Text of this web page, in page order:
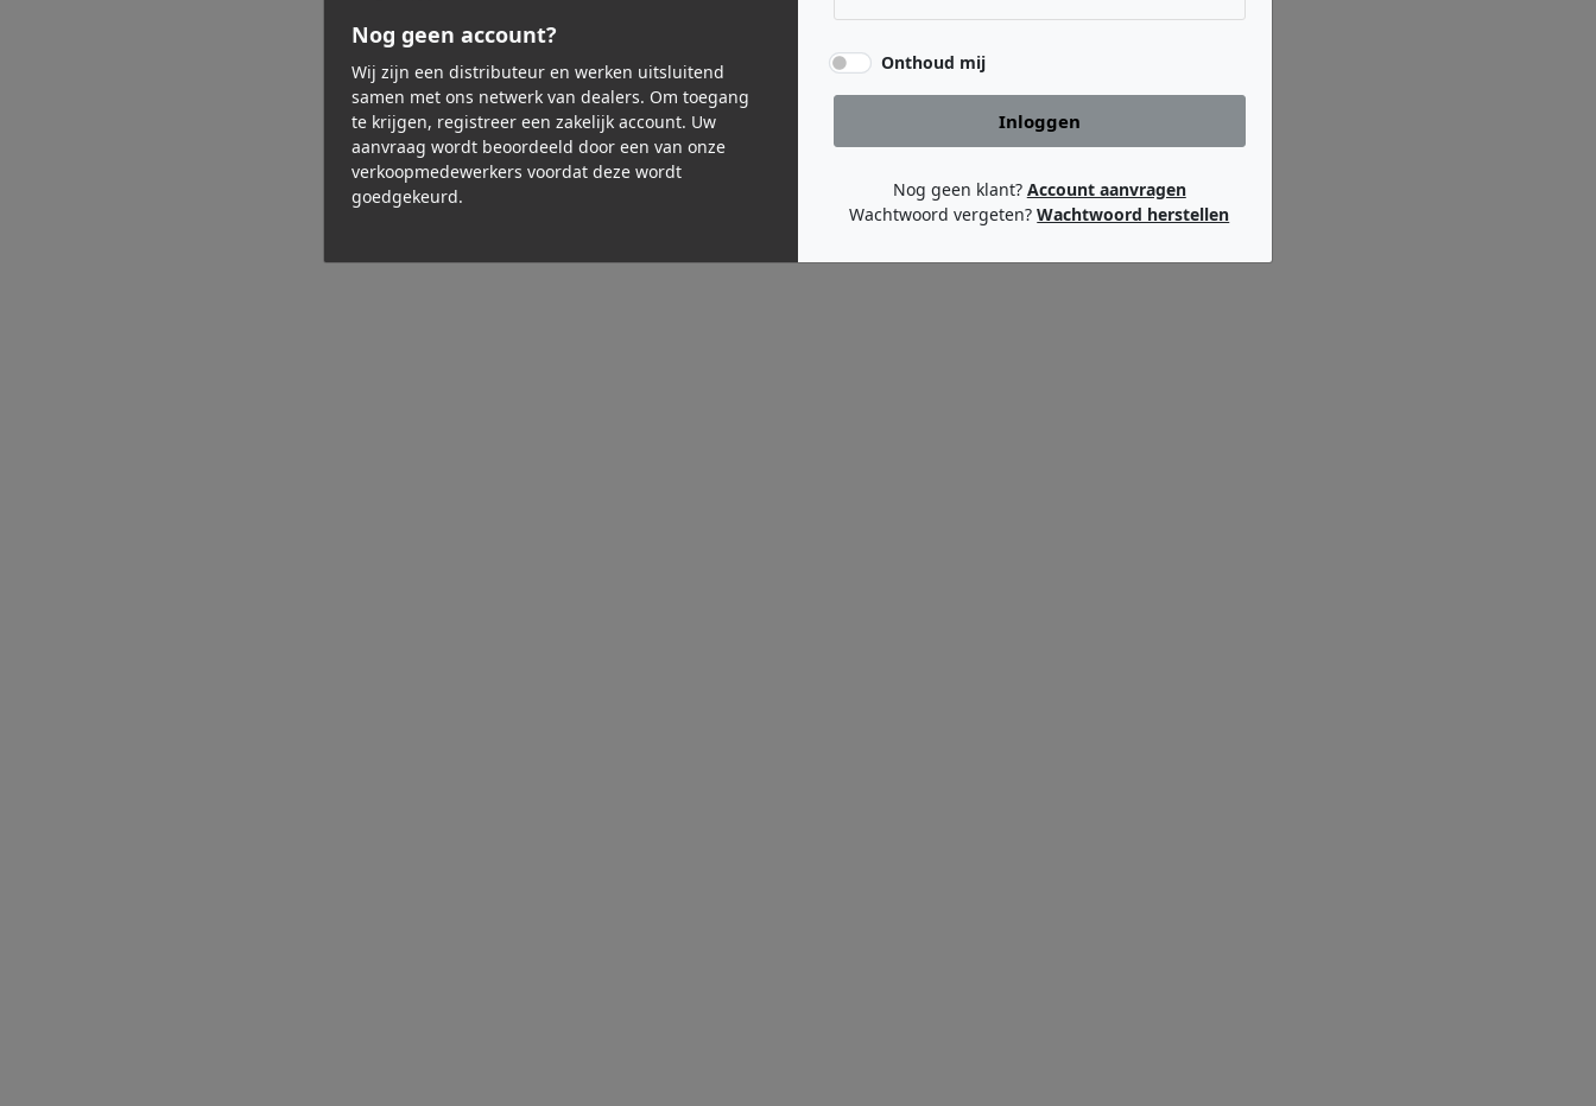
Nog geen account?
Wij zijn een distributeur en werken uitsluitend
samen met ons netwerk van dealers. Om toegang
te krijgen, registreer een zakelijk account. Uw
aanvraag wordt beoordeeld door een van onze
verkoopmedewerkers voordat deze wordt
goedgekeurd.
Onthoud mij
Inloggen
Nog geen klant? Account aanvragen
Wachtwoord vergeten?Wachtwoord herstellen